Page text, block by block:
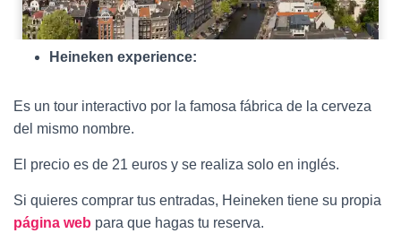
Heineken experience:
Es un tour interactivo por la famosa fábrica de la cerveza
del mismo nombre.
El precio es de 21 euros y se realiza solo en inglés.
Si quieres comprar tus entradas, Heineken tiene su propia
página web para que hagas tu reserva.